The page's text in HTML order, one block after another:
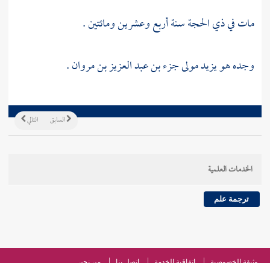
مات في ذي الحجة سنة أربع وعشرين ومائتين .
وجده هويزيد مولى جزء بن عبد العزيز بن مروان.
التالي السابق
الخدمات العلمية
ترجمة علم